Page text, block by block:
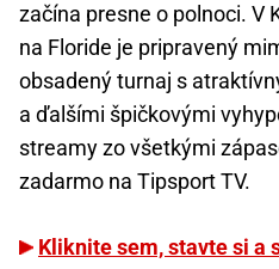
začína presne o polnoci. V
na Floride je pripravený
obsadený turnaj s
a ďalšími špičkovými
streamy zo všetkými
zadarmo na Tipsport TV.
Kliknite sem, stavte si a